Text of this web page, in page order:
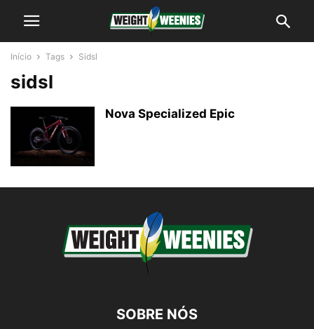
Início Tags Sidsl
sidsl
Nova Specialized Epic
SOBRE NÓS